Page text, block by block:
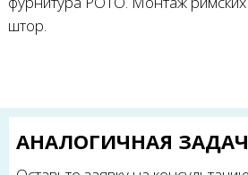
АНАЛОГИЧНАЯ
штор.